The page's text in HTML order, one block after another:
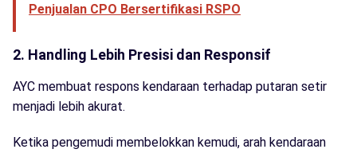
Penjualan CPO Bersertifikasi RSPO
2. Handling Lebih Presisi dan Responsif
AYC membuat respons kendaraan terhadap putaran setir
menjadi lebih akurat.
Ketika pengemudi membelokkan kemudi, arah kendaraan